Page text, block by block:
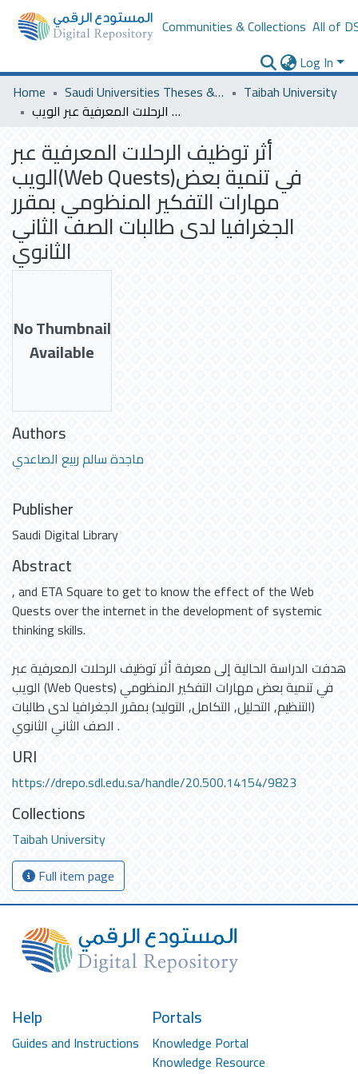
Communities & Collections All of
Log In
Home
Saudi Universities Theses & Dissertations
Taibah University
أثر توظيف الرحلات المعرفية عبر الويب(Web Quests)في تنمية بعض مهارات التفكير المنظومي بمقرر الجغرافيا لدى طالبات الصف الثاني الثانوي
أثر توظيف الرحلات المعرفية عبر
الويب(Web Quests)في تنمية بعض
مهارات التفكير المنظومي بمقرر
الجغرافيا لدى طالبات الصف الثاني
الثانوي
No Thumbnail
Available
Authors
ماجدة سالم ربيع الصاعدي
Publisher
Saudi Digital Library
Abstract
, and ETA Square to get to know the effect of the Web
Quests over the internet in the development of systemic
thinking skills.
هدفت الدراسة الحالية إلى معرفة أثر توظيف الرحلات المعرفية عبر
الويب (Web Quests) في تنمية بعض مهارات التفكير المنظومي
(التنظيم, التحليل, التكامل, التوليد) بمقرر الجغرافيا لدى طالبات
الصف الثاني الثانوي .
URI
https://drepo.sdl.edu.sa/handle/20.500.14154/9823
Collections
Taibah University
Full item page
Help
Guides and Instructions
Portals
Knowledge Portal
Knowledge Resource